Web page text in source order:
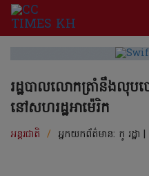
រដ្ឋបាលលោកត្រាំនឹងលុ
នៅសហរដ្ឋអាម៉េរិក
អន្តរជាតិ / អ្នកយកព័ត៌មាន: កូ រដ្ឋ